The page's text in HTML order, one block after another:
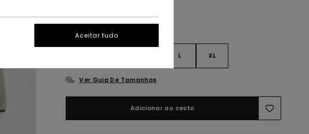
L XL
Ver Guia De Tamanhos
Adicionar ao cesto
Aceitar tudo